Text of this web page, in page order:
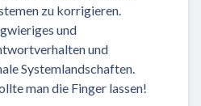
zu korrigieren.
und
und
Systemlandschaften.
man die Finger lassen!